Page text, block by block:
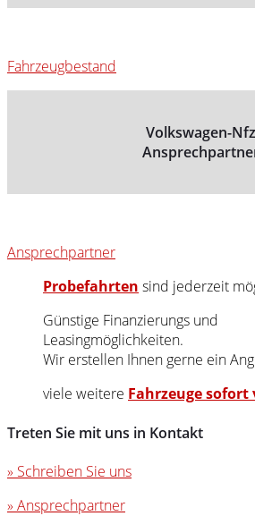
Fahrzeugbestand
Volkswagen-Nfz
Ansprechpartner
Probefahrten sind jederzeit
Günstige Finanzierungs und
Leasingmöglichkeiten.
Wir erstellen Ihnen gerne ein
viele weitere Fahrzeuge sofort
Treten Sie mit uns in Kontakt
» Schreiben Sie uns
» Ansprechpartner